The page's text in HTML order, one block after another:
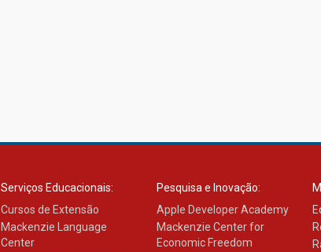
Serviços Educacionais:
Cursos de Extensão
Mackenzie Language
Center
Pesquisa e Inovação:
Apple Developer Academy
Mackenzie Center for
Economic Freedom